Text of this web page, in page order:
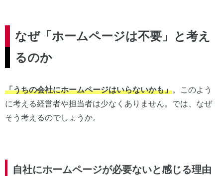
なぜ「ホームページは不要」と考え
るのか
「うちの会社にホームページはいらないかも」。このよう
に考える経営者や担当者は少なくありません。では、なぜ
そう考えるのでしょうか。
自社にホームページが必要ないと感じる理由